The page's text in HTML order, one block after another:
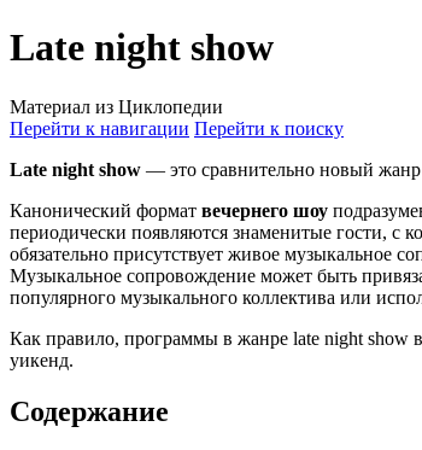
Late night show
Материал из Циклопедии
Перейти к навигации Перейти к поиску
Late night show — это сравнительно новый жанр
Канонический формат вечернего шоу
периодически появляются знаменитые гости, с
обязательно присутствует живое музыкальное
Музыкальное сопровождение может быть
популярного музыкального коллектива или
Как правило, программы в жанре late night show
уикенд.
Содержание